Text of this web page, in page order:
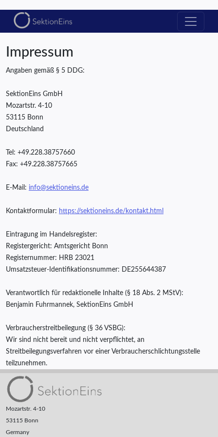
Impressum
Angaben gemäß § 5 DDG:
SektionEins GmbH
Mozartstr. 4-10
53115 Bonn
Deutschland
Tel: +49.228.38757660
Fax: +49.228.38757665
E-Mail: info@sektioneins.de
Kontaktformular: https://sektioneins.de/kontakt.html
Eintragung im Handelsregister:
Registergericht: Amtsgericht Bonn
Registernummer: HRB 23021
Umsatzsteuer-Identifikationsnummer: DE255644387
Verantwortlich für redaktionelle Inhalte (§ 18 Abs. 2 MStV):
Benjamin Fuhrmannek, SektionEins GmbH
Verbraucherstreitbeilegung (§ 36 VSBG):
Wir sind nicht bereit und nicht verpflichtet, an
Streitbeilegungsverfahren vor einer Verbraucherschlichtungsstelle
teilzunehmen.
Mozartstr. 4-10
53115 Bonn
Germany